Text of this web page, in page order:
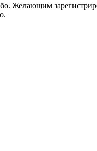
Желающим